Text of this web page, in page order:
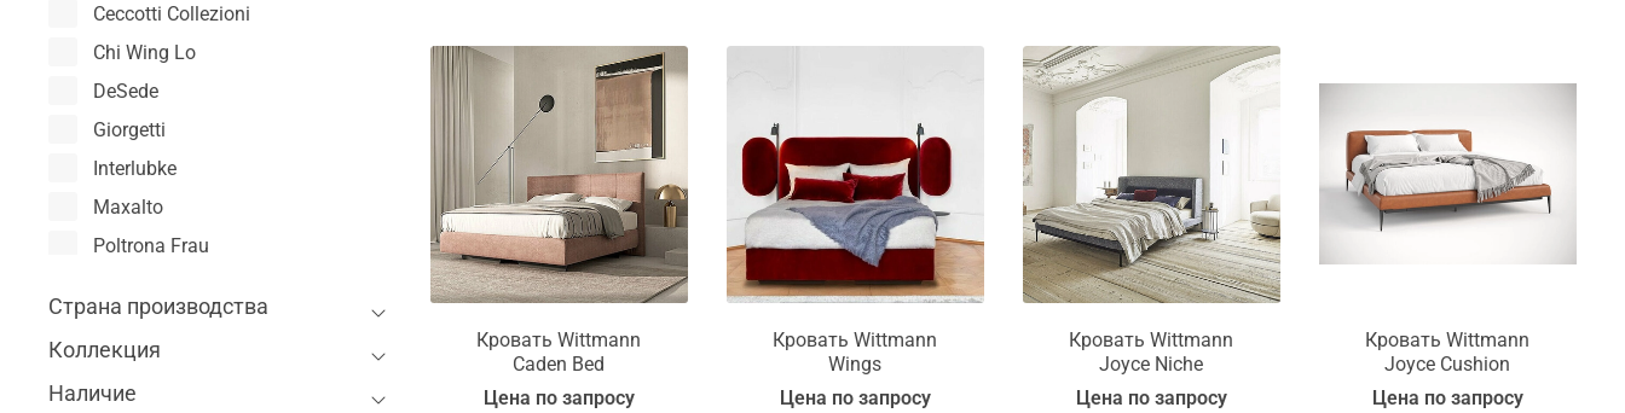
Кровать Wittmann
Caden Bed
Цена по запросу
Кровать Wittmann
Wings
Цена по запросу
Кровать Wittmann
Joyce Niche
Цена по запросу
Кровать Wittmann
Joyce Cushion
Цена по запросу
Ceccotti Collezioni
Chi Wing Lo
DeSede
Giorgetti
Interlubke
Maxalto
Poltrona Frau
Shepel Furniture
Walter Knoll
Yomei
Страна производства
Коллекция
Наличие